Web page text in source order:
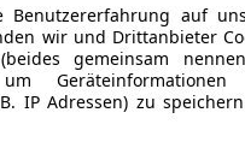
auf
wir und Drittanbieter
gemeinsam
IP Adressen) zu